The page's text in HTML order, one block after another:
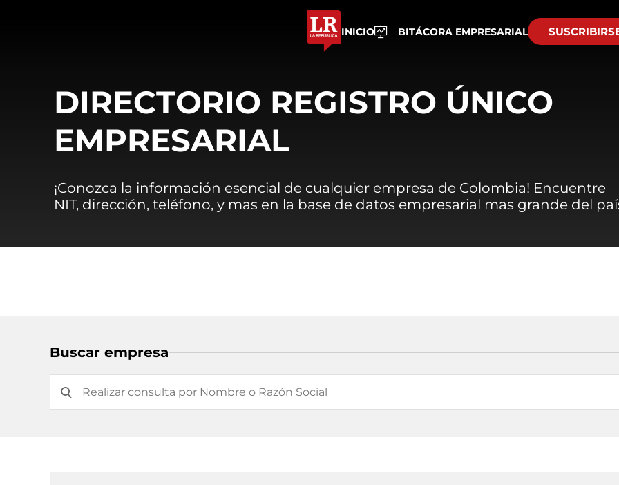
INICIO BITÁCORA EMPRESARIAL
DIRECTORIO REGISTRO ÚNICO
EMPRESARIAL
¡Conozca la información esencial de cualquier empresa de Colombia! Encuentre
NIT, dirección, teléfono, y mas en la base de datos empresarial mas grande del
Buscar empresa